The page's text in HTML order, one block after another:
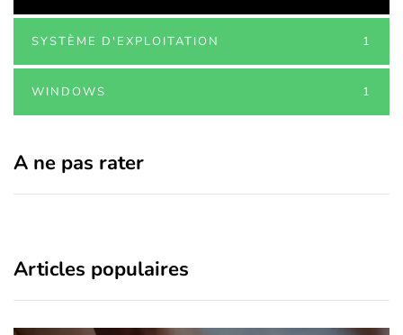
SYSTÈME D'EXPLOITATION 1
WINDOWS 1
A ne pas rater
Articles populaires